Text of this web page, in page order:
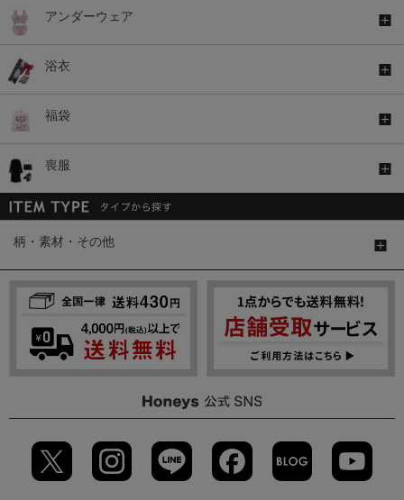
アンダーウェア
浴衣
福袋
喪服
柄・素材・その他